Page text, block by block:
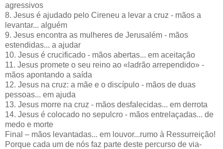
agressivos
8. Jesus é ajudado pelo Cireneu a levar a cruz - mãos a
levantar... alguém
9. Jesus encontra as mulheres de Jerusalém - mãos
estendidas... a ajudar
10. Jesus é crucificado - mãos abertas... em aceitação
11. Jesus promete o seu reino ao «ladrão arrependido» -
mãos apontando a saída
12. Jesus na cruz: a mãe e o discípulo - mãos de duas
pessoas... em ajuda
13. Jesus morre na cruz - mãos desfalecidas... em derrota
14. Jesus é colocado no sepulcro - mãos entrelaçadas... de
medo e morte
Final – mãos levantadas... em louvor...rumo à Ressurreição!
Porque cada um de nós faz parte deste percurso de via-